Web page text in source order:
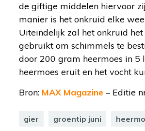
de giftige middelen hiervoor
manier is het onkruid elke
Uiteindelijk zal het onkruid
gebruikt om schimmels te
door 200 gram heermoes in 5
heermoes eruit en het vocht
Bron: MAX Magazine – Editie
gier groentip juni